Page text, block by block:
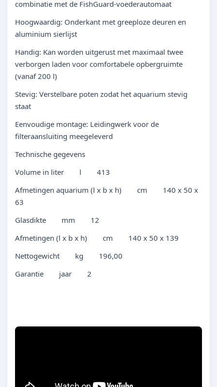
combinatie met de FishGuard-voederautomaat
Hoogwaardig: Onderkant met greeploze deuren en
aluminium sierlijst
Handig: Kan worden uitgerust met maximaal twee
verborgen laden voor comfortabele opbergruimte
(vanaf 200 l)
Stevig: Verstelbare poten zodat het aquarium stevig
staat
Eenvoudige montage: Leidingwerk voor de
filteraansluiting meegeleverd
Technische gegevens
Volume in liter l 413
Afmetingen aquarium (l x b x h) cm 140 x 50 x
63
Glasdikte mm 12
Afmetingen (l x b x h) cm 140 x 50 x 139
Nettogewicht kg 196,00
Garantie jaar 2